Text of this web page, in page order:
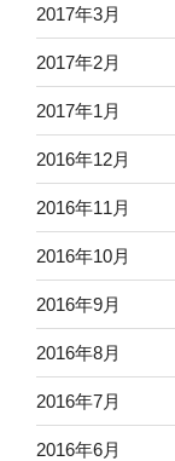
2017年3月
2017年2月
2017年1月
2016年12月
2016年11月
2016年10月
2016年9月
2016年8月
2016年7月
2016年6月